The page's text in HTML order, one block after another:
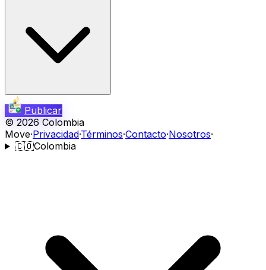
Publicar
© 2026 Colombia
Move·Privacidad·Términos·Contacto·Nosotros·
🇨🇴Colombia